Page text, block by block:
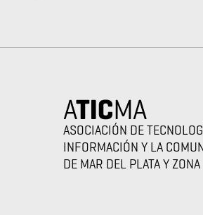
ASOCIACIÓN DE
INFORMACIÓN Y LA
DE MAR DEL PLATA Y ZONA